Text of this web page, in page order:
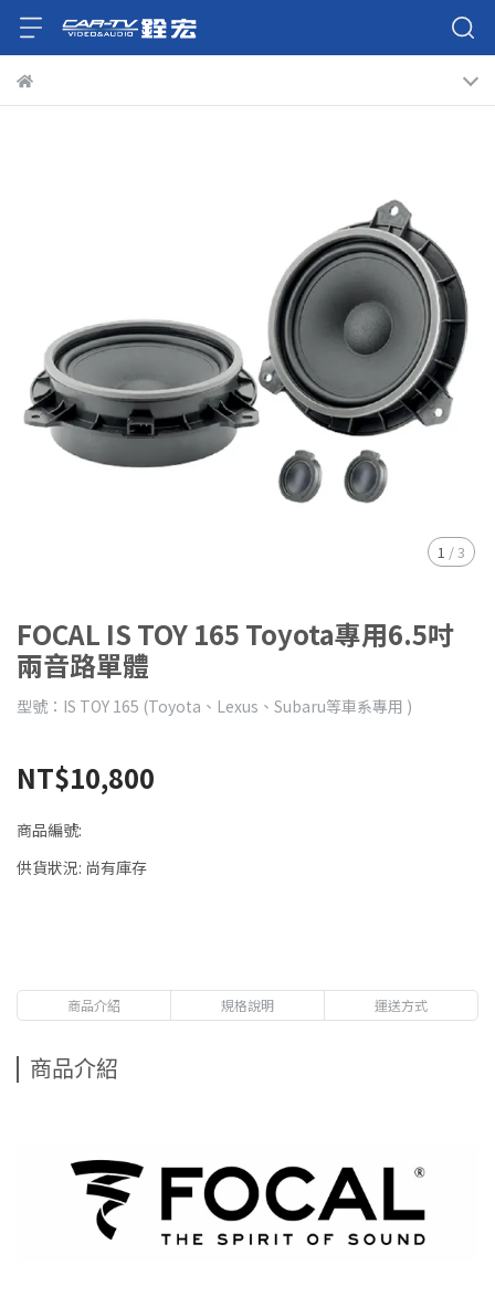
1 /3
FOCAL IS TOY 165 Toyota專用6.5吋
兩音路單體
型號：IS TOY 165 (Toyota、Lexus、Subaru等車系專用 )
NT$10,800
商品編號:
供貨狀況: 尚有庫存
商品介紹 規格說明 運送方式
商品介紹